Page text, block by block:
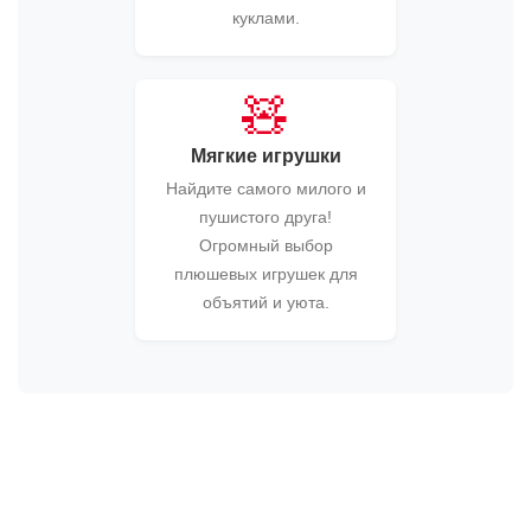
куклами.
🧸
Мягкие игрушки
Найдите самого милого и
пушистого друга!
Огромный выбор
плюшевых игрушек для
объятий и уюта.